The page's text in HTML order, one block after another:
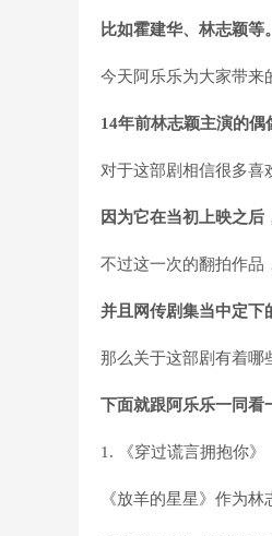
比如霍建华、林志颖等。
今天阿乐乐为大家带来
14年前林志颖主演的偶
对于这部剧相信很多喜
因为它在当初上映之后
不过这一次的翻拍作品
并且网传剧集当中定下
那么关于这部剧有着哪
下面就跟阿乐乐一同看
1. 《穿过谎言拥抱你》
《放羊的星星》作为